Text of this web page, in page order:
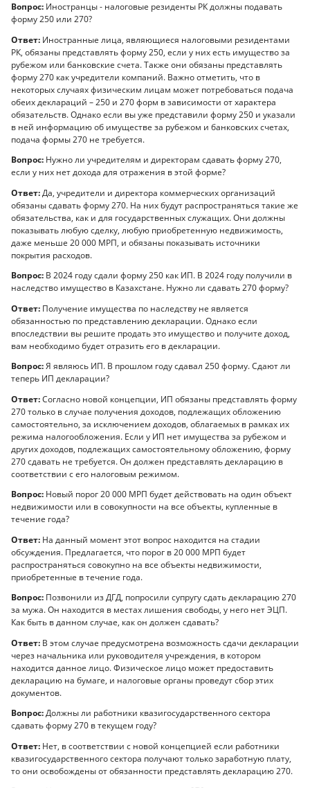
Вопрос: Иностранцы - налоговые резиденты РК должны подавать
форму 250 или 270?
Ответ: Иностранные лица, являющиеся налоговыми резидентами
РК, обязаны представлять форму 250, если у них есть имущество за
рубежом или банковские счета. Также они обязаны представлять
форму 270 как учредители компаний. Важно отметить, что в
некоторых случаях физическим лицам может потребоваться подача
обеих деклараций – 250 и 270 форм в зависимости от характера
обязательств. Однако если вы уже представили форму 250 и указали
в ней информацию об имуществе за рубежом и банковских счетах,
подача формы 270 не требуется.
Вопрос: Нужно ли учредителям и директорам сдавать форму 270,
если у них нет дохода для отражения в этой форме?
Ответ:Да, учредители и директора коммерческих организаций
обязаны сдавать форму 270. На них будут распространяться такие же
обязательства, как и для государственных служащих. Они должны
показывать любую сделку, любую приобретенную недвижимость,
даже меньше 20 000 МРП, и обязаны показывать источники
покрытия расходов.
Вопрос: В 2024 году сдали форму 250 как ИП. В 2024 году получили в
наследство имущество в Казахстане. Нужно ли сдавать 270 форму?
Ответ: Получение имущества по наследству не является
обязанностью по представлению декларации. Однако если
впоследствии вы решите продать это имущество и получите доход,
вам необходимо будет отразить его в декларации.
Вопрос:Я являюсь ИП. В прошлом году сдавал 250 форму. Сдают ли
теперь ИП декларации?
Ответ:Согласно новой концепции, ИП обязаны представлять форму
270 только в случае получения доходов, подлежащих обложению
самостоятельно, за исключением доходов, облагаемых в рамках их
режима налогообложения. Если у ИП нет имущества за рубежом и
других доходов, подлежащих самостоятельному обложению, форму
270 сдавать не требуется. Он должен представлять декларацию в
соответствии с его налоговым режимом.
Вопрос: Новый порог 20 000 МРП будет действовать на один объект
недвижимости или в совокупности на все объекты, купленные в
течение года?
Ответ: На данный момент этот вопрос находится на стадии
обсуждения. Предлагается, что порог в 20 000 МРП будет
распространяться совокупно на все объекты недвижимости,
приобретенные в течение года.
Вопрос: Позвонили из ДГД, попросили супругу сдать декларацию 270
за мужа. Он находится в местах лишения свободы, у него нет ЭЦП.
Как быть в данном случае, как он должен сдавать?
Ответ: В этом случае предусмотрена возможность сдачи декларации
через начальника или руководителя учреждения, в котором
находится данное лицо. Физическое лицо может предоставить
декларацию на бумаге, и налоговые органы проведут сбор этих
документов.
Вопрос:Должны ли работники квазигосударственного сектора
сдавать форму 270 в текущем году?
Ответ: Нет, в соответствии с новой концепцией если работники
квазигосударственного сектора получают только заработную плату,
то они освобождены от обязанности представлять декларацию 270.